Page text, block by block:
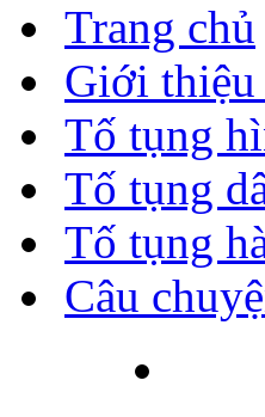
Trang chủ
Giới
Tố tụng
Tố tụng
Tố tụng
Câu